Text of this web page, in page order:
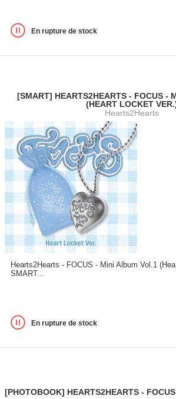
En rupture de stock
[SMART] HEARTS2HEARTS - FOCUS -
(HEART LOCKET
Hearts2Hearts
Hearts2Hearts - FOCUS - Mini Album Vol.1
SMART...
En rupture de stock
[PHOTOBOOK] HEARTS2HEARTS -